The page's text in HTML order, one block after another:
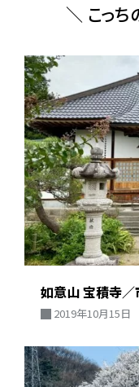
＼ こっ
如意山 宝積寺
2019年10月15日